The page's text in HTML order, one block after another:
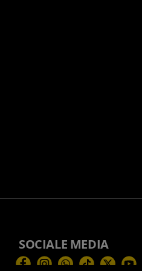
SOCIALE MEDIA
FacebookInstagramWhatsApp
TikTokTwitter